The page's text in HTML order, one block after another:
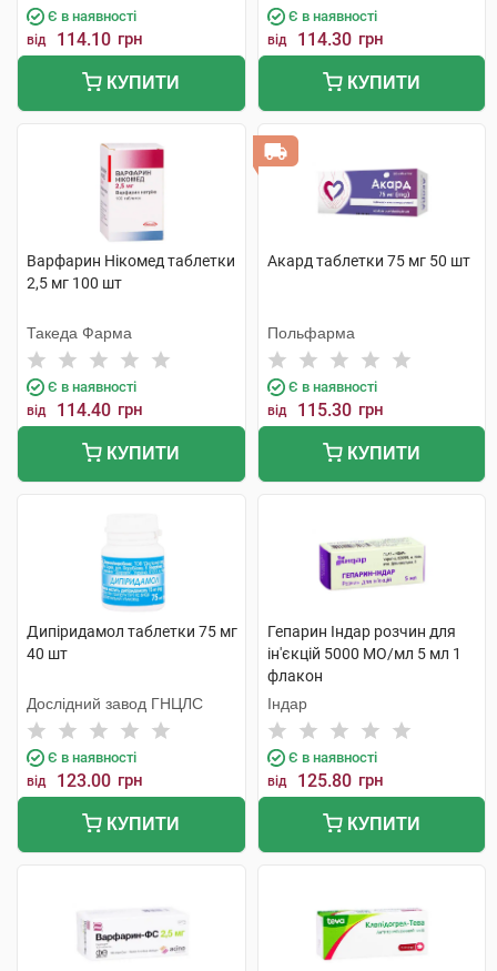
Є в наявності
від 114.10 грн
КУПИТИ
Є в наявності
від 114.30 грн
КУПИТИ
Варфарин Нікомед таблетки
2,5 мг 100 шт
Такеда Фарма
Є в наявності
від 114.40 грн
КУПИТИ
Акард таблетки 75 мг 50 шт
Польфарма
Є в наявності
від 115.30 грн
КУПИТИ
Дипіридамол таблетки 75 мг
40 шт
Дослідний завод ГНЦЛС
Є в наявності
від 123.00 грн
КУПИТИ
Гепарин Індар розчин для
ін'єкцій 5000 МО/мл 5 мл 1
флакон
Індар
Є в наявності
від 125.80 грн
КУПИТИ